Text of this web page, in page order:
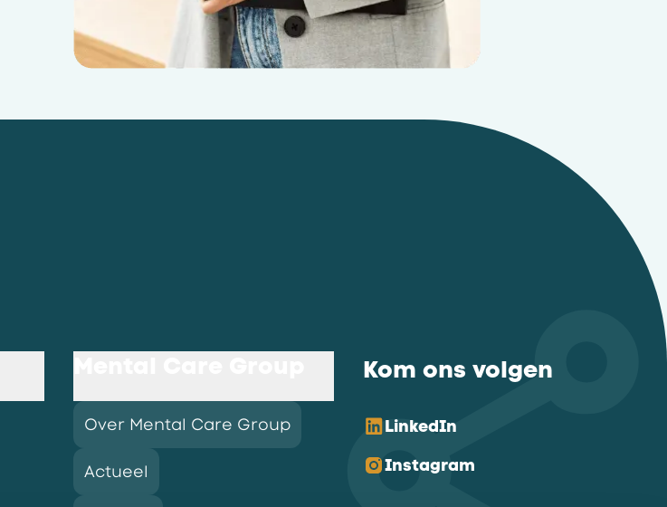
Over Mental Care Group
Actueel
Kom ons volgen
LinkedIn
Instagram